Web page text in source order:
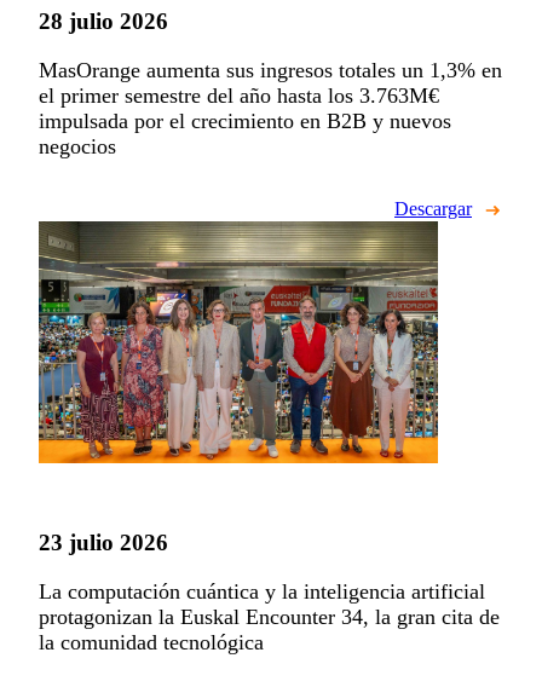
28 julio 2026
MasOrange aumenta sus ingresos totales un 1,3% en
el primer semestre del año hasta los 3.763M€
impulsada por el crecimiento en B2B y nuevos
negocios
Descargar
23 julio 2026
La computación cuántica y la inteligencia artificial
protagonizan la Euskal Encounter 34, la gran cita de
la comunidad tecnológica